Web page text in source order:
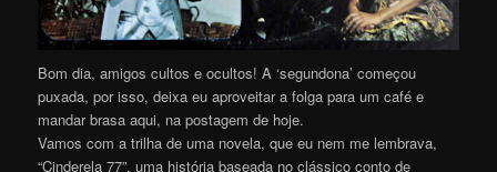
Bom dia, amigos cultos e ocultos! A ‘segundona’ começou
puxada, por isso, deixa eu aproveitar a folga para um café e
mandar brasa aqui, na postagem de hoje.
Vamos com a trilha de uma novela, que eu nem me lembrava,
“Cinderela 77”, uma história baseada no clássico conto de